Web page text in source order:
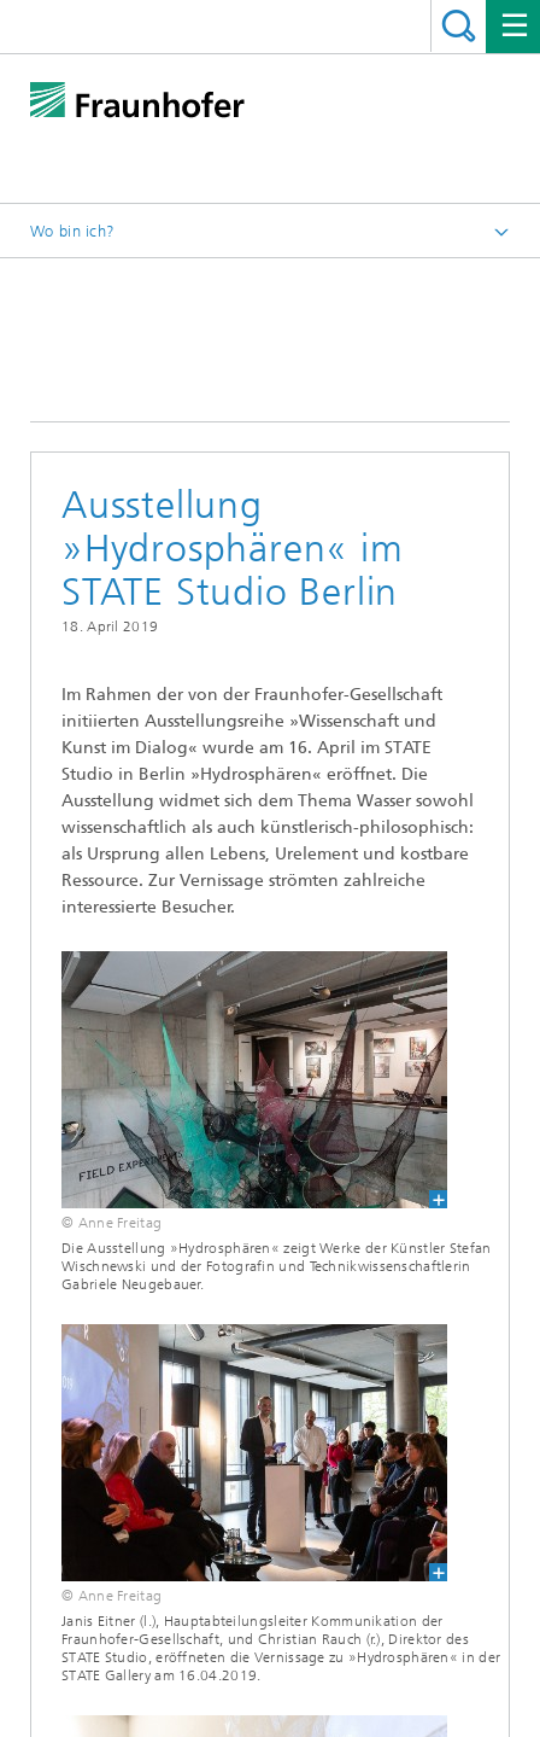
Wo bin ich?
Ausstellung
»Hydrosphären« im
STATE Studio Berlin
18. April 2019
Im Rahmen der von der Fraunhofer-Gesellschaft
initiierten Ausstellungsreihe »Wissenschaft und
Kunst im Dialog« wurde am 16. April im STATE
Studio in Berlin »Hydrosphären« eröffnet. Die
Ausstellung widmet sich dem Thema Wasser sowohl
wissenschaftlich als auch künstlerisch-philosophisch:
als Ursprung allen Lebens, Urelement und kostbare
Ressource. Zur Vernissage strömten zahlreiche
interessierte Besucher.
© Anne Freitag
Die Ausstellung »Hydrosphären« zeigt Werke der Künstler Stefan
Wischnewski und der Fotografin und Technikwissenschaftlerin
Gabriele Neugebauer.
© Anne Freitag
Janis Eitner (l.), Hauptabteilungsleiter Kommunikation der
Fraunhofer-Gesellschaft, und Christian Rauch (r.), Direktor des
STATE Studio, eröffneten die Vernissage zu »Hydrosphären« in der
STATE Gallery am 16.04.2019.